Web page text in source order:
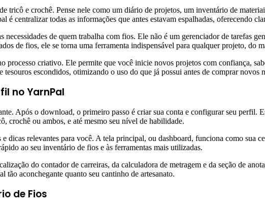
tricô e crochê. Pense nele como um diário de projetos, um inventário de
centralizar todas as informações que antes estavam espalhadas, oferecendo
de quem trabalha com fios. Ele não é um gerenciador de tarefas
de fios, ele se torna uma ferramenta indispensável para qualquer projeto, do
processo criativo. Ele permite que você inicie novos projetos com confiança,
escondidos, otimizando o uso do que já possui antes de comprar novos
no YarnPal
Após o download, o primeiro passo é criar sua conta e configurar seu perfil.
crochê ou ambos, e até mesmo seu nível de habilidade.
dicas relevantes para você. A tela principal, ou dashboard, funciona como sua
ao seu inventário de fios e às ferramentas mais utilizadas.
do contador de carreiras, da calculadora de metragem e da seção de
tão aconchegante quanto seu cantinho de artesanato.
de Fios